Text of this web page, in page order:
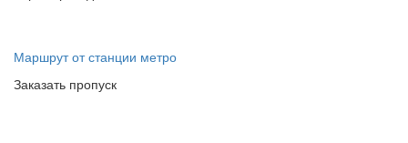
Маршрут от станции метро
Заказать пропуск